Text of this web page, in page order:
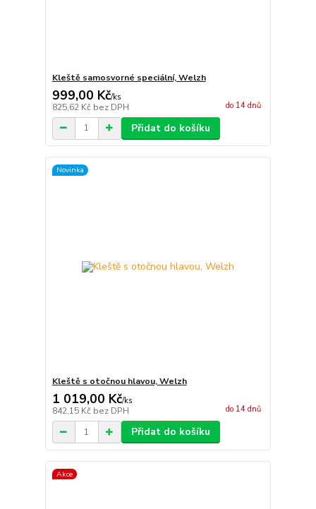
Kleště samosvorné speciální, Welzh
999,00 Kč/ks
825,62 Kč bez DPH do 14 dnů
Přidat do košíku
Novinka
Kleště s otočnou hlavou, Welzh
1 019,00 Kč/ks
842,15 Kč bez DPH do 14 dnů
Přidat do košíku
Akce